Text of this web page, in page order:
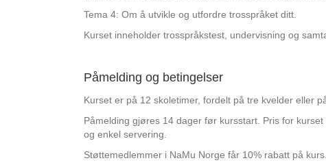
Tema 4: Om å utvikle og utfordre trosspråket ditt.
Kurset inneholder trosspråkstest, undervisning og
Påmelding og betingelser
Kurset er på 12 skoletimer, fordelt på tre kvelder eller
Påmelding gjøres 14 dager før kursstart. Pris for kurset
og enkel servering.
Støttemedlemmer i NaMu Norge får 10% rabatt på kurs.